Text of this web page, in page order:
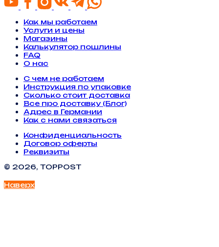
Как мы работаем
Услуги и цены
Магазины
Калькулятор пошлины
FAQ
О нас
С чем не работаем
Инструкция по упаковке
Сколько стоит доставка
Все про доставку (Блог)
Адрес в Германии
Как с нами связаться
Конфиденциальность
Договор оферты
Реквизиты
© 2026, TOPPOST
Наверх